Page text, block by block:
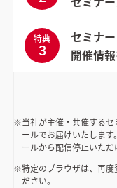
特典
3
セミナ
開催情
当社が主催・共催する
ールでお届けいたしま
ールから配信停止いただ
特定のブラウザは、再
ださい。